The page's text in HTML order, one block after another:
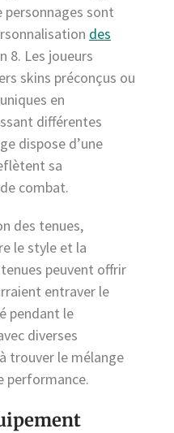
personnages sont
des
8. Les joueurs
skins préconçus ou
en
différentes
dispose d’une
sa
combat.
des tenues,
le style et la
peuvent offrir
entraver le
pendant le
diverses
trouver le mélange
performance.